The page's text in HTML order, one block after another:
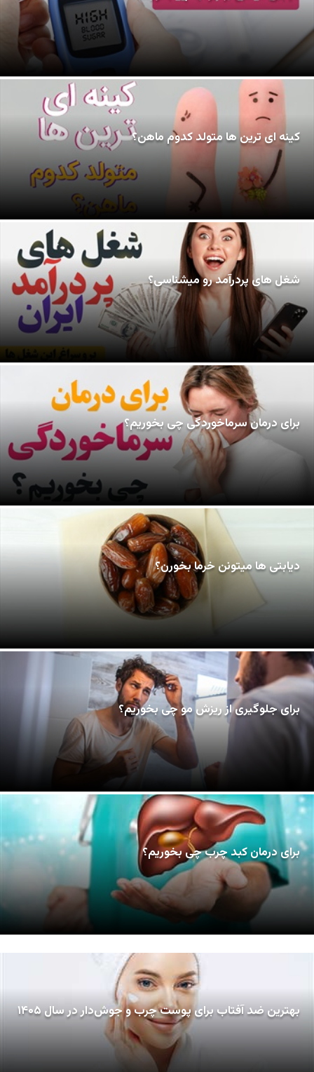
کینه ای ترین ها متولد کدوم ماهن؟
شغل های پردرآمد رو میشناسی؟
برای درمان سرماخوردگی چی بخوریم؟
دیابتی ها میتونن خرما بخورن؟
برای جلوگیری از ریزش مو چی بخوریم؟
برای درمان کبد چرب چی بخوریم؟
بهترین ضد آفتاب برای پوست چرب و جوش‌دار در سال ۱۴۰۵